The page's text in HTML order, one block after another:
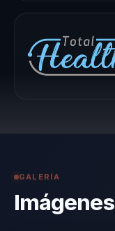
requiere la
organización.
GALERÍA
Imágenes